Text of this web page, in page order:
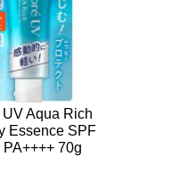
UV Aqua Rich
Essence SPF
PA++++ 70g